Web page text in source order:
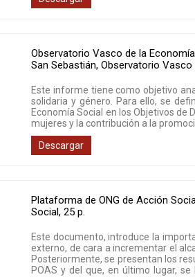
Observatorio Vasco de la
San Sebastián,Observatorio Vasco
Este informe tiene como objetivo
solidaria y género. Para ello, se
Economía Social en los Objetivos de
mujeres y la contribución a la
Descargar
Plataforma de ONG de Acción
Social,25 p.
Este documento, introduce la
externo, de cara a incrementar el
Posteriormente, se presentan los
POAS y del que, en último lugar,